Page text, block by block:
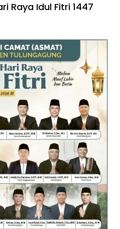
Raya Idul Fitri 1447